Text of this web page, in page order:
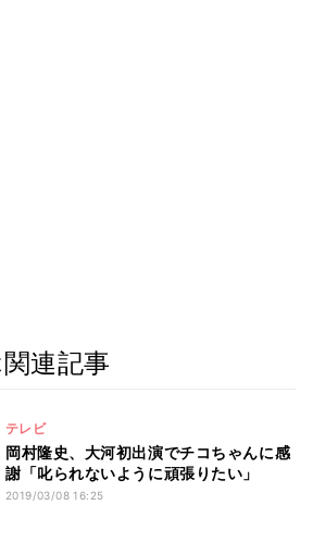
連記事
テレビ
岡村隆史、大河初出演でチコちゃんに感
謝「叱られないように頑張りたい」
2019/03/08 16:25